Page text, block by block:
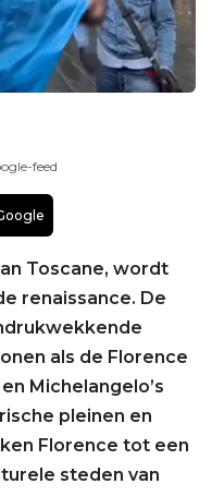
feed
Toscane, wordt
renaissance. De
als de Florence
Michelangelo’s
pleinen en
Florence tot een
steden van